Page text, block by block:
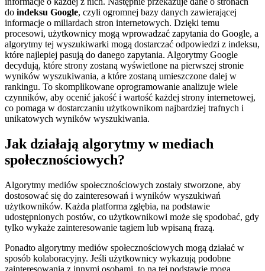
do indeksu Google, czyli ogromnej bazy danych zawierającej
informacje o miliardach stron internetowych. Dzięki temu
procesowi, użytkownicy mogą wprowadzać zapytania do Google, a
algorytmy tej wyszukiwarki mogą dostarczać odpowiedzi z indeksu,
które najlepiej pasują do danego zapytania. Algorytmy Google
decydują, które strony zostaną wyświetlone na pierwszej stronie
wyników wyszukiwania, a które zostaną umieszczone dalej w
rankingu. To skomplikowane oprogramowanie analizuje wiele
czynników, aby ocenić jakość i wartość każdej strony internetowej,
co pomaga w dostarczaniu użytkownikom najbardziej trafnych i
unikatowych wyników wyszukiwania.
Jak działają algorytmy w mediach
społecznościowych?
Algorytmy mediów społecznościowych zostały stworzone, aby
dostosować się do zainteresowań i wyników wyszukiwań
użytkowników. Każda platforma zgłębia, na podstawie
udostępnionych postów, co użytkownikowi może się spodobać, gdy
tylko wykaże zainteresowanie tagiem lub wpisaną frazą.
Ponadto algorytmy mediów społecznościowych mogą działać w
sposób kolaboracyjny. Jeśli użytkownicy wykazują podobne
zainteresowania z innymi osobami, to na tej podstawie mogą